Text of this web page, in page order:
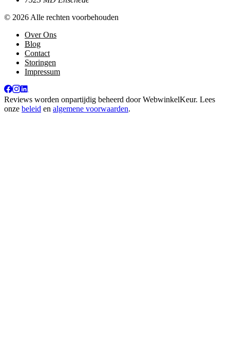
© 2026 Alle rechten voorbehouden
Over Ons
Blog
Contact
Storingen
Impressum
Reviews worden onpartijdig beheerd doorWebwinkelKeur. Lees
onze beleid en algemene voorwaarden.